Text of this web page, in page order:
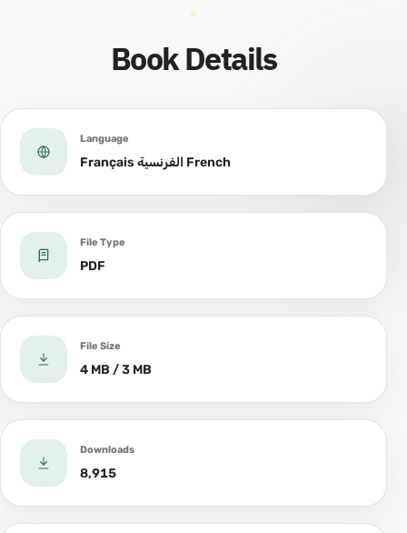
Book Details
Language
Français الفرنسية French
File Type
PDF
File Size
4 MB / 3 MB
Downloads
8,915